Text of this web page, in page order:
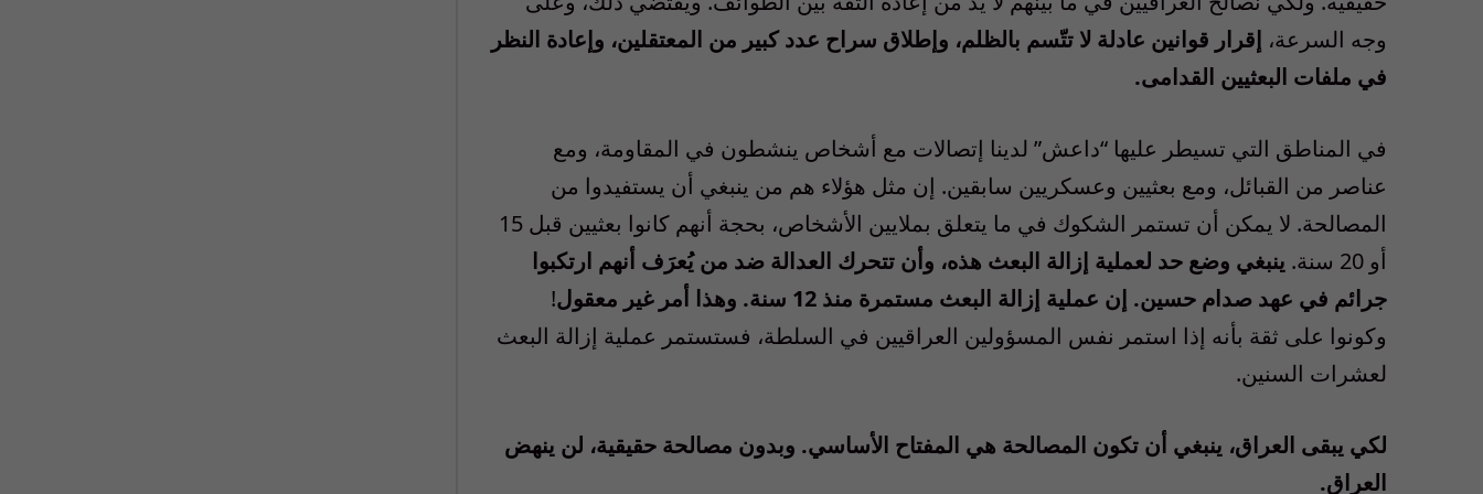
وجه السرعة، إقرار قوانين عادلة لا تتّسم بالظلم، وإطلاق سراح عدد كبير من المعتقلين، وإعادة النظر
في ملفات البعثيين القدامى.
في المناطق التي تسيطر عليها “داعش” لدينا إتصالات مع أشخاص ينشطون في المقاومة، ومع
عناصر من القبائل، ومع بعثيين وعسكريين سابقين. إن مثل هؤلاء هم من ينبغي أن يستفيدوا من
المصالحة. لا يمكن أن تستمر الشكوك في ما يتعلق بملايين الأشخاص، بحجة أنهم كانوا بعثيين قبل 15
أو 20 سنة.
ينبغي وضع حد لعملية إزالة البعث هذه، وأن تتحرك العدالة ضد من يُعرَف أنهم ارتكبوا
جرائم في عهد صدام حسين. إن عملية إزالة البعث مستمرة منذ 12 سنة. وهذا أمر غير معقول
!
وكونوا على ثقة بأنه إذا استمر نفس المسؤولين العراقيين في السلطة، فستستمر عملية إزالة البعث
لعشرات السنين.
لكي يبقى العراق، ينبغي أن تكون المصالحة هي المفتاح الأساسي. وبدون مصالحة حقيقية، لن ينهض
العراق.